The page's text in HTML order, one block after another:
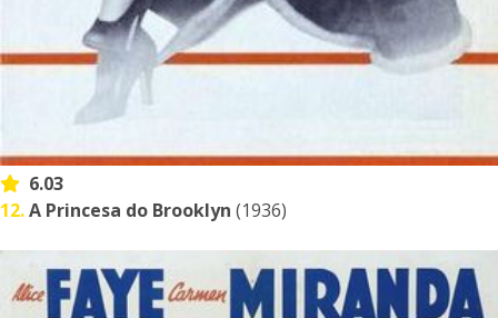
6.03
12.A Princesa do Brooklyn (1936)